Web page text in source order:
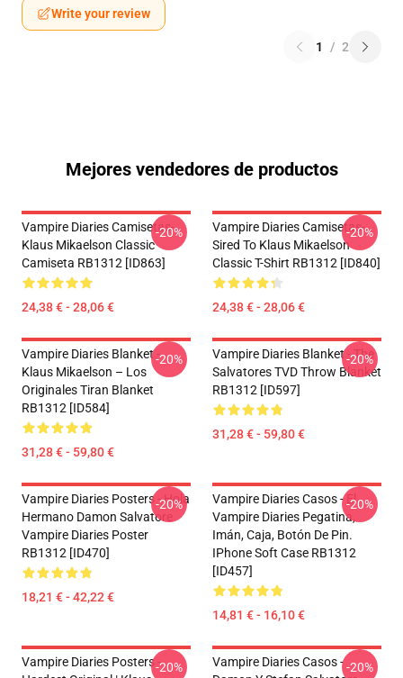
Write your review
1 / 2
Mejores vendedores de productos
Vampire Diaries Camisetas-
Klaus Mikaelson Classic
Camiseta RB1312 [ID863]
24,38 € - 28,06 €
-20%
Vampire Diaries Camisetas-
Sired To Klaus Mikaelson
Classic T-Shirt RB1312 [ID840]
24,38 € - 28,06 €
-20%
Vampire Diaries Blanket -
Klaus Mikaelson – Los
Originales Tiran Blanket
RB1312 [ID584]
31,28 € - 59,80 €
-20%
Vampire Diaries Blanket - The
Salvatores TVD Throw Blanket
RB1312 [ID597]
31,28 € - 59,80 €
-20%
Vampire Diaries Posters - Hola
Hermano Damon Salvatore
Vampire Diaries Poster
RB1312 [ID470]
18,21 € - 42,22 €
-20%
Vampire Diaries Casos - El
Vampire Diaries Pegatina,
Imán, Caja, Botón De Pin.
IPhone Soft Case RB1312
[ID457]
14,81 € - 16,10 €
-20%
Vampire Diaries Posters --20%
Vampire Diaries Casos --20%